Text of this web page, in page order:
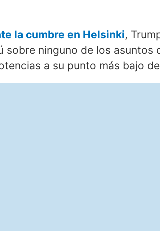
la cumbre en Helsinki,
sobre ninguno de los asuntos
a su punto más bajo